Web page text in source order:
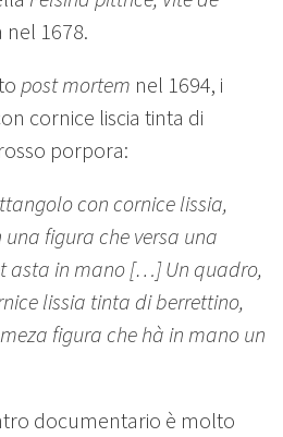
nel 1678.
post mortem nel 1694, i
cornice liscia tinta di
porpora:
con cornice lissia,
figura che versa una
asta in mano […] Un quadro,
lissia tinta di berrettino,
figura che hà in mano un
documentario è molto